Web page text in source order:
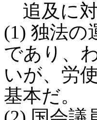
追及に
(1) 独法の
であり、
いが、労
基本だ。